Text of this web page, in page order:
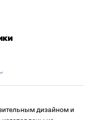
дизайном и